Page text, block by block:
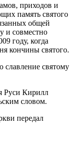
приходов и
память святого
общей
и совместно
году, когда
кончины святого.
святому
Руси Кирилл
словом.
передал